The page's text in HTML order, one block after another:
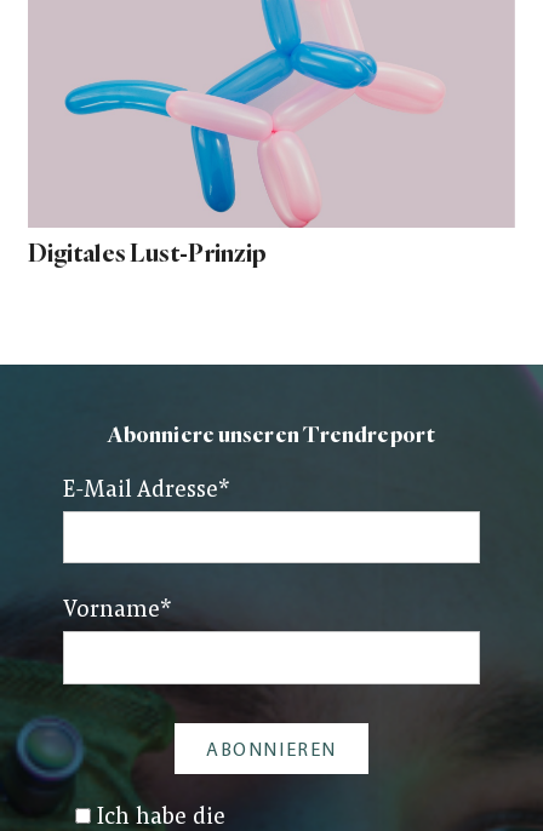
Digitales Lust-Prinzip
Abonniere unseren Trendreport
E-Mail Adresse*
Vorname*
Ich habe die